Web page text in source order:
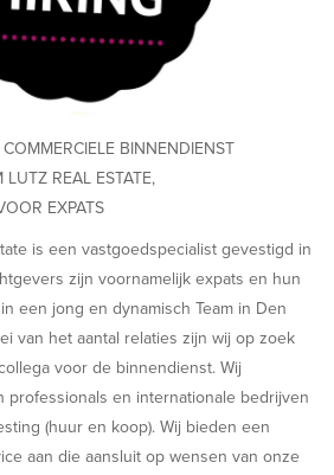
BINNENDIENST
LUTZ REAL ESTATE,
EXPATS
is een vastgoedspecialist gevestigd in
zijn voornamelijk expats en hun
een jong en dynamisch Team in Den
van het aantal relaties zijn wij op zoek
voor de binnendienst. Wij
professionals en internationale bedrijven
(huur en koop). Wij bieden een
aan die aansluit op wensen van onze